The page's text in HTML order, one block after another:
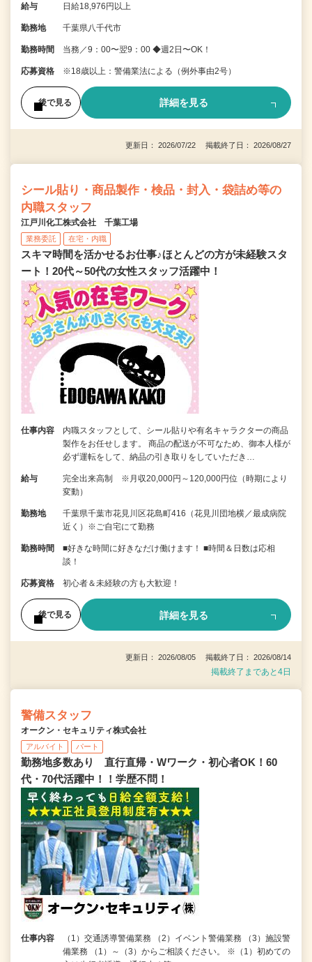
給与 日給18,976円以上
勤務地 千葉県八千代市
勤務時間 当務／9：00〜翌9：00 ◆週2日〜OK！
応募資格 ※18歳以上：警備業法による（例外事由2号）
後で見る 詳細を見る
更新日： 2026/07/22 掲載終了日： 2026/08/27
シール貼り・商品製作・検品・封入・袋詰め等の
内職スタッフ
江戸川化工株式会社 千葉工場
業務委託 在宅・内職
スキマ時間を活かせるお仕事♪ほとんどの方が未経験スタ
ート！20代～50代の女性スタッフ活躍中！
仕事内容
内職スタッフとして、シール貼りや有名キャラクターの商品
製作をお任せします。 商品の配送が不可なため、御本人様が
必ず運転をして、納品の引き取りをしていただき…
給与
完全出来高制 ※月収20,000円～120,000円位（時期により
変動）
勤務地
千葉県千葉市花見川区花島町416（花見川団地横／最成病院
近く）※ご自宅にて勤務
勤務時間
■好きな時間に好きなだけ働けます！ ■時間＆日数は応相
談！
応募資格 初心者＆未経験の方も大歓迎！
後で見る 詳細を見る
更新日： 2026/08/05 掲載終了日： 2026/08/14
掲載終了まであと4日
警備スタッフ
オークン・セキュリティ株式会社
アルバイト パート
勤務地多数あり 直行直帰・Wワーク・初心者OK！60
代・70代活躍中！！学歴不問！
仕事内容
（1）交通誘導警備業務 （2）イベント警備業務 （3）施設警
備業務 （1）～（3）からご相談ください。 ※（1）初めての